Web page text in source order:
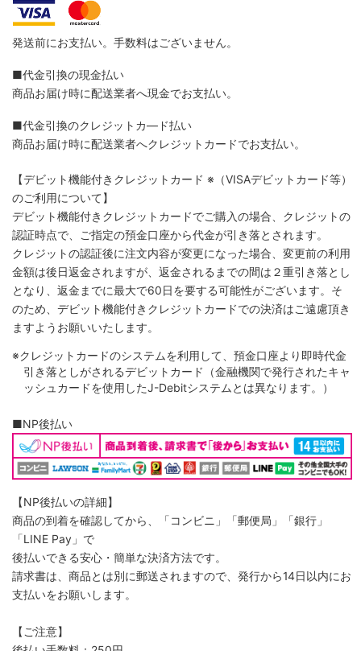
発送前にお支払い。手数料はございません。
■代金引換の現金払い
商品お届け時に配送業者へ現金でお支払い。
■代金引換のクレジットカ―ド払い
商品お届け時に配送業者へクレジットカードでお支払い。
【デビット機能付きクレジットカード ※（VISAデビットカード等）
のご利用について】
デビット機能付きクレジットカードでご購入の場合、クレジットの
認証時点で、ご指定の預金口座から代金が引き落とされます。
クレジットの認証後に注文内容が変更になった場合、変更前の利用
金額は後日返金されますが、返金されるまでの間は２重引き落とし
となり、返金までに最大で60日を要する可能性がございます。そ
のため、デビット機能付きクレジットカードでの決済はご遠慮頂き
ますようお願いいたします。
※クレジットカードのシステムを利用して、預金口座より即時代金
引き落としがされるデビットカード（金融機関で発行されたキャ
ッシュカードを使用したJ-Debitシステムとは異なります。）
■NP後払い
【NP後払いの詳細】
商品の到着を確認してから、「コンビニ」「郵便局」「銀行」
「LINE Pay」で
後払いできる安心・簡単な決済方法です。
請求書は、商品とは別に郵送されますので、発行から14日以内にお
支払いをお願いします。
【ご注意】